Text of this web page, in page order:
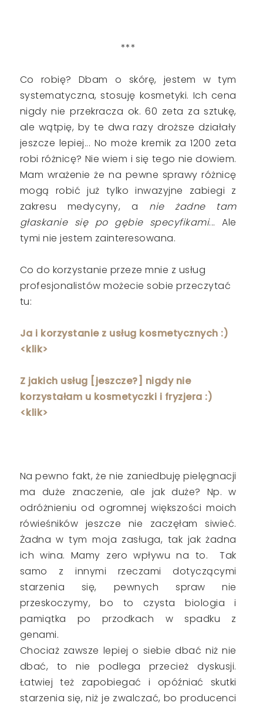
***
Co robię? Dbam o skórę, jestem w tym
systematyczna, stosuję kosmetyki. Ich cena
nigdy nie przekracza ok. 60 zeta za sztukę,
ale wątpię, by te dwa razy droższe działały
jeszcze lepiej... No może kremik za 1200 zeta
robi różnicę? Nie wiem i się tego nie dowiem.
Mam wrażenie że na pewne sprawy różnicę
mogą robić już tylko inwazyjne zabiegi z
zakresu medycyny, a nie żadne tam
głaskanie się po gębie specyfikami... Ale
tymi nie jestem zainteresowana.
Co do korzystanie przeze mnie z usług
profesjonalistów możecie sobie przeczytać
tu:
Ja i korzystanie z usług kosmetycznych :)
<klik>
Z jakich usług [jeszcze?] nigdy nie
korzystałam u kosmetyczki i fryzjera :)
<klik>
Na pewno fakt, że nie zaniedbuję pielęgnacji
ma duże znaczenie, ale jak duże? Np. w
odróżnieniu od ogromnej większości moich
rówieśników jeszcze nie zaczęłam siwieć.
Żadna w tym moja zasługa, tak jak żadna
ich wina. Mamy zero wpływu na to. Tak
samo z innymi rzeczami dotyczącymi
starzenia się, pewnych spraw nie
przeskoczymy, bo to czysta biologia i
pamiątka po przodkach w spadku z
genami.
Chociaż zawsze lepiej o siebie dbać niż nie
dbać, to nie podlega przecież dyskusji.
Łatwiej też zapobiegać i opóźniać skutki
starzenia się, niż je zwalczać, bo producenci